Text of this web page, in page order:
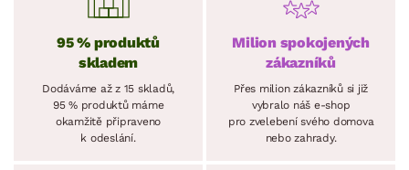
95 % produktů
skladem
Dodáváme až z 15 skladů,
95 % produktů máme
okamžitě připraveno
k odeslání.
Milion spokojených
zákazníků
Přes milion zákazníků si již
vybralo náš e-shop
pro zvelebení svého domova
nebo zahrady.